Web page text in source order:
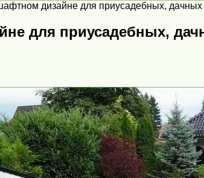
дизайне для приусадебных, дачных
для приусадебных,